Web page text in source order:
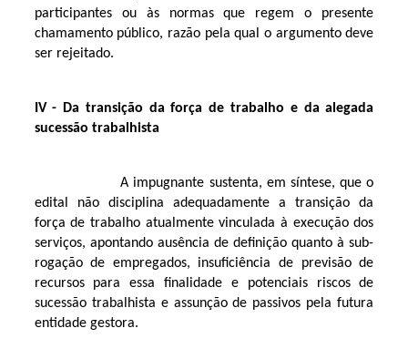
participantes ou às normas que regem o presente
chamamento público, razão pela qual o argumento deve
ser rejeitado.
IV - Da transição da força de trabalho e da alegada
sucessão trabalhista
A impugnante sustenta, em síntese, que o
edital não disciplina adequadamente a transição da
força de trabalho atualmente vinculada à execução dos
serviços, apontando ausência de definição quanto à sub-
rogação de empregados, insuficiência de previsão de
recursos para essa finalidade e potenciais riscos de
sucessão trabalhista e assunção de passivos pela futura
entidade gestora.